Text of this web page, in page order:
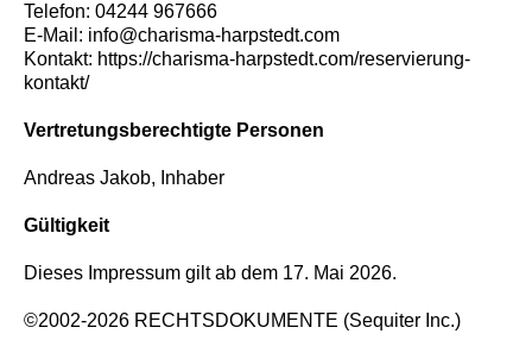
Telefon: 04244 967666
E-Mail: info@charisma-harpstedt.com
Kontakt: https://charisma-harpstedt.com/reservierung-
kontakt/
Vertretungsberechtigte Personen
Andreas Jakob, Inhaber
Gültigkeit
Dieses Impressum gilt ab dem 17. Mai 2026.
©2002-2026 RECHTSDOKUMENTE (Sequiter Inc.)